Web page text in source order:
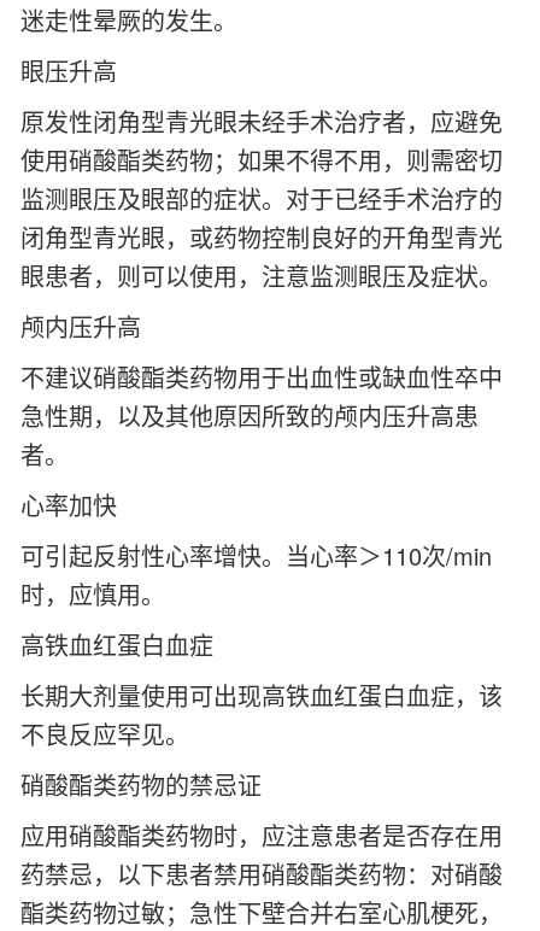
迷走性晕厥的发生。
眼压升高
原发性闭角型青光眼未经手术治疗者，应避免
使用硝酸酯类药物；如果不得不用，则需密切
监测眼压及眼部的症状。对于已经手术治疗的
闭角型青光眼，或药物控制良好的开角型青光
眼患者，则可以使用，注意监测眼压及症状。
颅内压升高
不建议硝酸酯类药物用于出血性或缺血性卒中
急性期，以及其他原因所致的颅内压升高患
者。
心率加快
可引起反射性心率增快。当心率＞110次/min
时，应慎用。
高铁血红蛋白血症
长期大剂量使用可出现高铁血红蛋白血症，该
不良反应罕见。
硝酸酯类药物的禁忌证
应用硝酸酯类药物时，应注意患者是否存在用
药禁忌，以下患者禁用硝酸酯类药物：对硝酸
酯类药物过敏；急性下壁合并右室心肌梗死，